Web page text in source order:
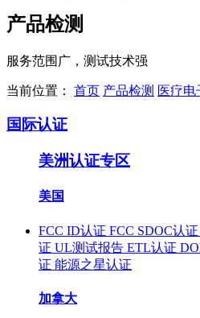
产品检测
服务范围广，测试技术强
当前位置： 首页 产品检测 医疗电
国际认证
美洲认证专区
美国
FCC ID认证 FCC SDOC认证
证 UL测试报告 ETL认证
证 能源之星认证
加拿大